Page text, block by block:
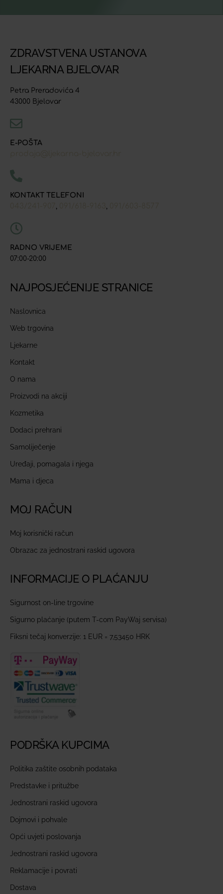
ZDRAVSTVENA USTANOVA
LJEKARNA BJELOVAR
Petra Preradovića 4
43000 Bjelovar
E-POŠTA
KONTAKT TELEFONI
RADNO VRIJEME
07:00-20:00
NAJPOSJEĆENIJE STRANICE
Naslovnica
Web trgovina
Ljekarne
Kontakt
O nama
Proizvodi na akciji
Kozmetika
Dodaci prehrani
Samoliječenje
Uređaji, pomagala i njega
Mama i djeca
MOJ RAČUN
Moj korisnički račun
Obrazac za jednostrani raskid ugovora
INFORMACIJE O PLAĆANJU
Sigurnost on-line trgovine
Sigurno plaćanje (putem T-com PayWaj servisa)
Fiksni tečaj konverzije: 1 EUR = 7,53450 HRK
PODRŠKA KUPCIMA
Politika zaštite osobnih podataka
Predstavke i pritužbe
Jednostrani raskid ugovora
Dojmovi i pohvale
Opći uvjeti poslovanja
Jednostrani raskid ugovora
Reklamacije i povrati
Dostava